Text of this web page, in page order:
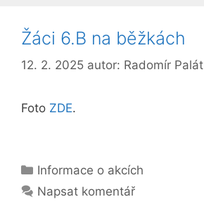
Žáci 6.B na běžkách
12. 2. 2025 autor: Radomír Palát
Foto ZDE.
Rubriky
Informace o akcích
Napsat komentář